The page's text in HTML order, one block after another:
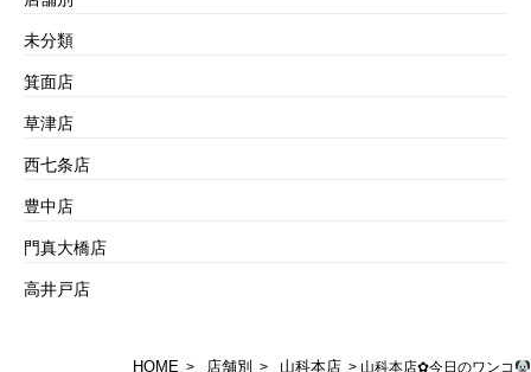
未分類
箕面店
草津店
西七条店
豊中店
門真大橋店
高井戸店
HOME > 店舗別 > 山科本店 > 山科本店✿今日のワンコ